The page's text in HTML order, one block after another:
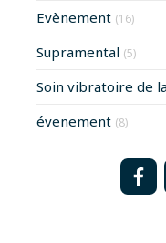
Evènement (16)
Supramental (5)
Soin vibratoire de
évenement (8)